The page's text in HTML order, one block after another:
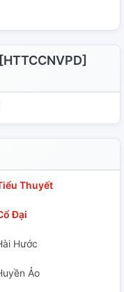
Thuyết
Đại
Hước
Ảo